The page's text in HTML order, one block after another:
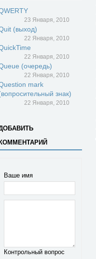
23 Января, 2010
(выход)
22 Января, 2010
22 Января, 2010
(очередь)
22 Января, 2010
mark
знак)
22 Января, 2010
Ваше имя
Контрольный вопрос